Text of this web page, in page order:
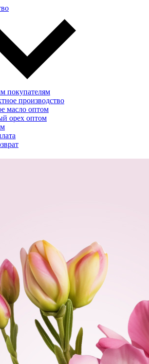
покупателям
производство
масло оптом
орех оптом